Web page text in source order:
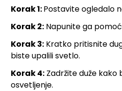
Korak 1:Postavite ogledalo
Korak 2:Napunite ga
Korak 3:Kratko pritisnite
biste upalili svetlo.
Korak 4:Zadržite duže kako
osvetljenje.